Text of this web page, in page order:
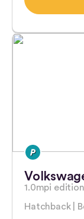
1.0mpi
Hatchback |